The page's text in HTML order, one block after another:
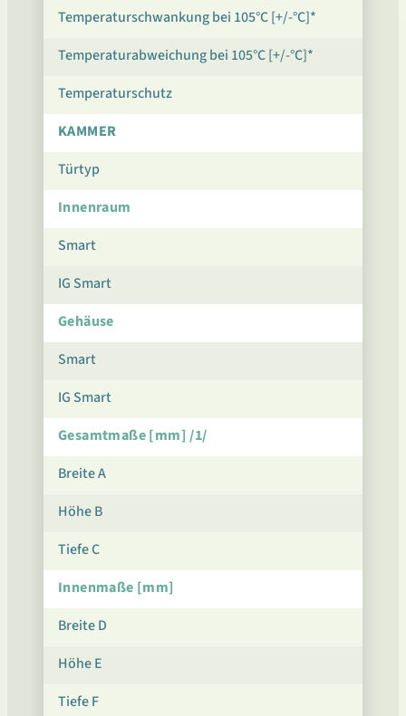
Temperaturschwankung bei 105°C [+/-°C]*
Temperaturabweichung bei 105°C [+/-°C]*
Temperaturschutz
KAMMER
Türtyp
Innenraum
Smart
IG Smart
Gehäuse
Smart
IG Smart
Gesamtmaße [mm] /1/
Breite A
Höhe B
Tiefe C
Innenmaße [mm]
Breite D
Höhe E
Tiefe F